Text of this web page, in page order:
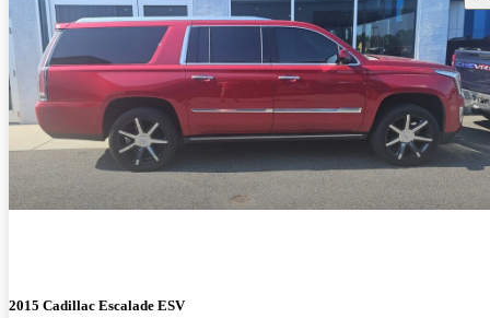
2015 Cadillac Escalade ESV